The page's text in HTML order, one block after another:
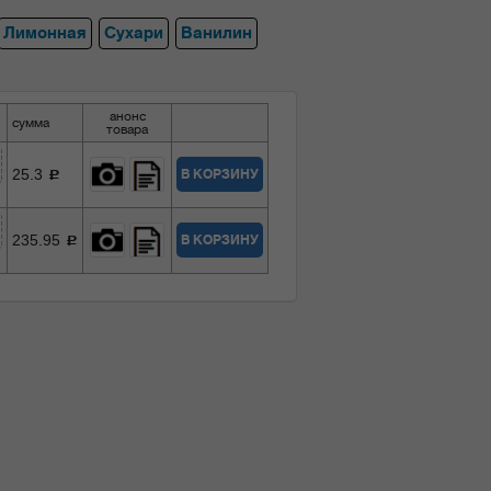
Лимонная Сухари
Ванилин
сумма
анонс
товара
25.3 c В КОРЗИНУ
235.95 c В КОРЗИНУ